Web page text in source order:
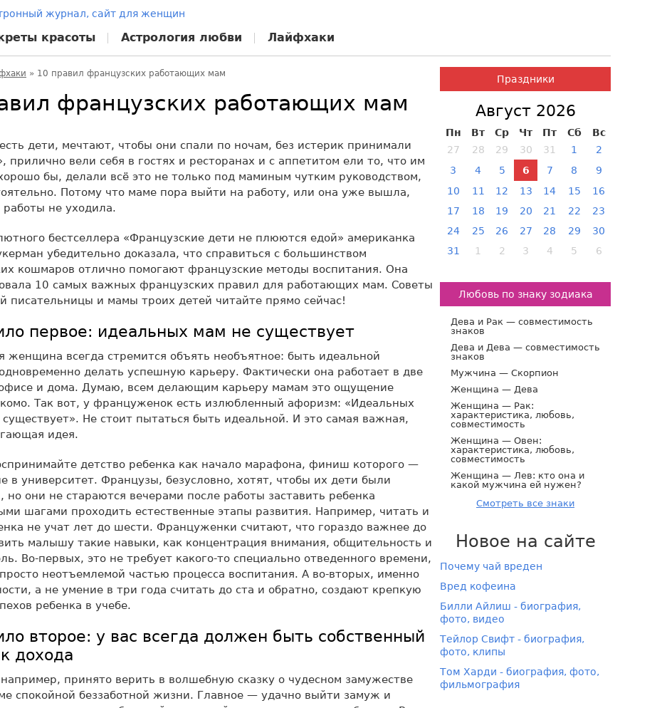
красоты Астрология любви Лайфхаки
» 10 правил французских работающих мам
французских работающих мам
дети, мечтают, чтобы они спали по ночам, без истерик принимали
прилично вели себя в гостях и ресторанах и с аппетитом ели то, что им
бы, делали всё это не только под маминым чутким руководством,
Потому что маме пора выйти на работу, или она уже вышла,
работы не уходила.
бестселлера «Французские дети не плюются едой» американка
убедительно доказала, что справиться с большинством
кошмаров отлично помогают французские методы воспитания. Она
10 самых важных французских правил для работающих мам. Советы
писательницы и мамы троих детей читайте прямо сейчас!
первое: идеальных мам не существует
женщина всегда стремится объять необъятное: быть идеальной
делать успешную карьеру. Фактически она работает в две
и дома. Думаю, всем делающим карьеру мамам это ощущение
Так вот, у француженок есть излюбленный афоризм: «Идеальных
Не стоит пытаться быть идеальной. И это самая важная,
идея.
детство ребенка как начало марафона, финиш которого —
в университет. Французы, безусловно, хотят, чтобы их дети были
они не стараются вечерами после работы заставить ребенка
шагами проходить естественные этапы развития. Например, читать и
не учат лет до шести. Француженки считают, что гораздо важнее до
малышу такие навыки, как концентрация внимания, общительность и
Во-первых, это не требует какого-то специально отведенного времени,
неотъемлемой частью процесса воспитания. А во-вторых, именно
а не умение в три года считать до ста и обратно, создают крепкую
ребенка в учебе.
второе: у вас всегда должен быть собственный
дохода
принято верить в волшебную сказку о чудесном замужестве
спокойной беззаботной жизни. Главное — удачно выйти замуж и
Праздники
Август 2026
Пн Вт Ср Чт Пт Сб
Вс
27
28 29 30 31 1
2
3
4 5 6 7 8
9
10
11 12 13 14 15
16
17
18 19 20 21 22
23
24
25 26 27 28 29
30
31
1 2 3 4 5 6
Любовь по знаку зодиака
Дева и Рак — совместимость
знаков
Дева и Дева — совместимость
знаков
Мужчина — Скорпион
Женщина — Дева
Женщина — Рак:
характеристика, любовь,
совместимость
Женщина — Овен:
характеристика, любовь,
совместимость
Женщина — Лев: кто она и
какой мужчина ей нужен?
Смотреть все знаки
Новое на сайте
Почему чай вреден
Вред кофеина
Билли Айлиш - биография,
фото, видео
Тейлор Свифт - биография,
фото, клипы
Том Харди - биография, фото,
фильмография